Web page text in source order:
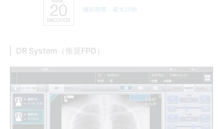
DR System（推奨FPD）